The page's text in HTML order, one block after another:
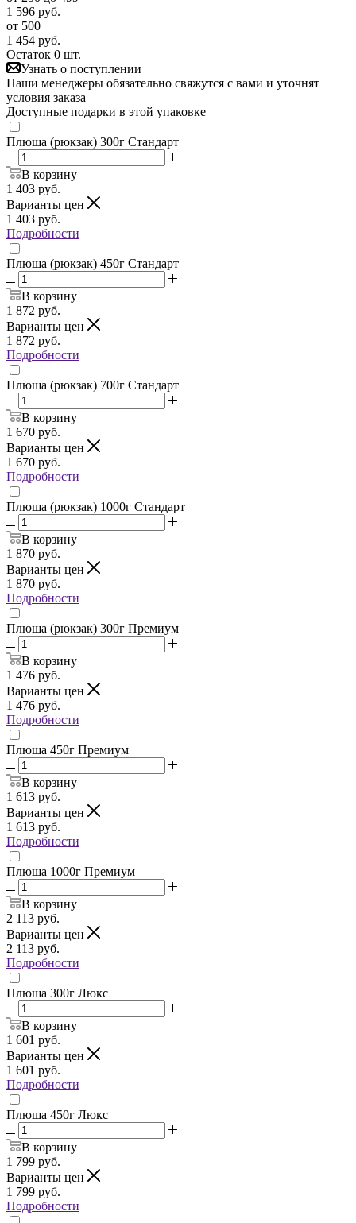
1 596 руб.
от 500
1 454 руб.
Остаток 0 шт.
Узнать о поступлении
Наши менеджеры обязательно свяжутся с вами и уточнят
условия заказа
Доступные подарки в этой упаковке
Плюша (рюкзак) 300г Стандарт
В корзину
1 403 руб.
Варианты цен
1 403 руб.
Подробности
Плюша (рюкзак) 450г Стандарт
В корзину
1 872 руб.
Варианты цен
1 872 руб.
Подробности
Плюша (рюкзак) 700г Стандарт
В корзину
1 670 руб.
Варианты цен
1 670 руб.
Подробности
Плюша (рюкзак) 1000г Стандарт
В корзину
1 870 руб.
Варианты цен
1 870 руб.
Подробности
Плюша (рюкзак) 300г Премиум
В корзину
1 476 руб.
Варианты цен
1 476 руб.
Подробности
Плюша 450г Премиум
В корзину
1 613 руб.
Варианты цен
1 613 руб.
Подробности
Плюша 1000г Премиум
В корзину
2 113 руб.
Варианты цен
2 113 руб.
Подробности
Плюша 300г Люкс
В корзину
1 601 руб.
Варианты цен
1 601 руб.
Подробности
Плюша 450г Люкс
В корзину
1 799 руб.
Варианты цен
1 799 руб.
Подробности